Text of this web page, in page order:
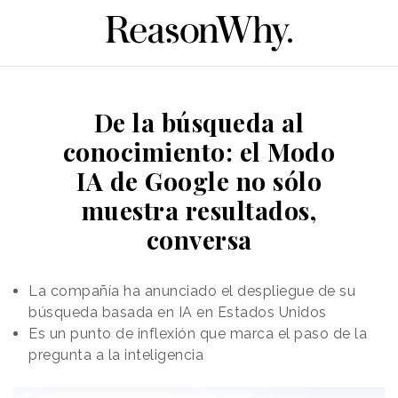
De la búsqueda al
conocimiento: el Modo
IA de Google no sólo
muestra resultados,
conversa
La compañía ha anunciado el despliegue de su
búsqueda basada en IA en Estados Unidos
Es un punto de inflexión que marca el paso de la
pregunta a la inteligencia